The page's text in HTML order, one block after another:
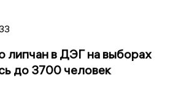
липчан в ДЭГ на выборах
до 3700 человек